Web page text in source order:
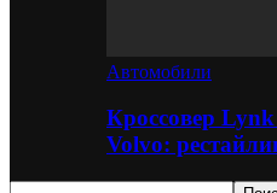
Автомобили
Кроссовер
Volvo: